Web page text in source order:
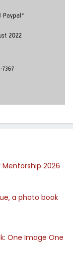
2026
a photo book
One Image One